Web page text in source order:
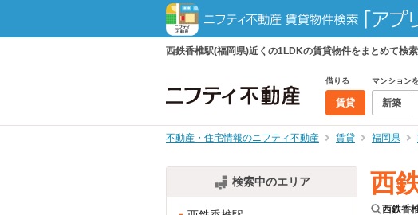
西鉄香椎駅(福岡県)近くの1LDKの賃貸物件をまとめて検
借りる
賃貸
マンション
新築
不動産・住宅情報のニフティ不動産 賃貸 福岡県
検索中のエリア 西
西鉄香